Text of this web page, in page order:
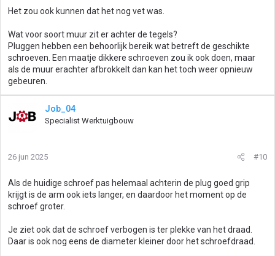
Het zou ook kunnen dat het nog vet was.
Wat voor soort muur zit er achter de tegels?
Pluggen hebben een behoorlijk bereik wat betreft de geschikte
schroeven. Een maatje dikkere schroeven zou ik ook doen, maar
als de muur erachter afbrokkelt dan kan het toch weer opnieuw
gebeuren.
Job_04
Specialist Werktuigbouw
26 jun 2025 #10
Als de huidige schroef pas helemaal achterin de plug goed grip
krijgt is de arm ook iets langer, en daardoor het moment op de
schroef groter.
Je ziet ook dat de schroef verbogen is ter plekke van het draad.
Daar is ook nog eens de diameter kleiner door het schroefdraad.